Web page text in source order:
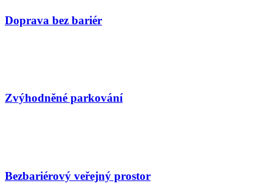
Doprava bez bariér
Zvýhodněné parkování
Bezbariérový veřejný prostor